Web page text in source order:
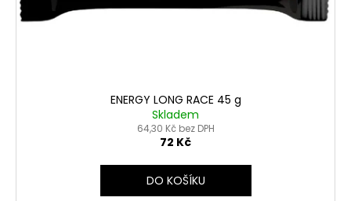
ENERGY LONG RACE 45 g
Skladem
64,30 Kč bez DPH
72 Kč
DO KOŠÍKU